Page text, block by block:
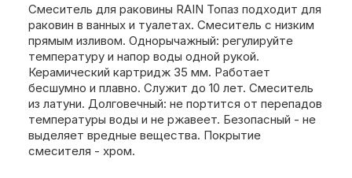
Смеситель для раковины RAIN Топаз подходит для
раковин в ванных и туалетах. Смеситель с низким
прямым изливом. Однорычажный: регулируйте
температуру и напор воды одной рукой.
Керамический картридж 35 мм. Работает
бесшумно и плавно. Служит до 10 лет. Смеситель
из латуни. Долговечный: не портится от перепадов
температуры воды и не ржавеет. Безопасный - не
выделяет вредные вещества. Покрытие
смесителя - хром.